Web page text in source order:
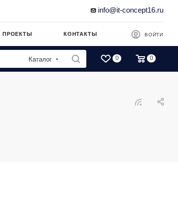
info@it-concept16.ru
ПРОЕКТЫ КОНТАКТЫ ВОЙТИ
Каталог 0 0